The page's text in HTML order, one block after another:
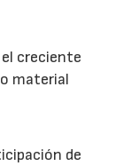
creciente
material
de